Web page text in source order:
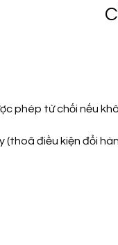
phép từ chối nếu
điều kiện đổi